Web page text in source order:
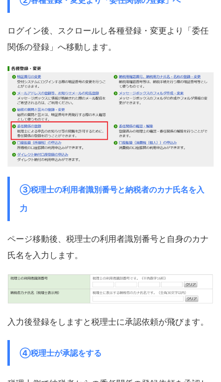
ログイン後、スクロールし各種登録・変更より「委任
関係の登録」へ移動します。
③税理士の利用者識別番号と納税者のカナ氏名を入
力
ページ移動後、税理士の利用者識別番号と自身のカナ
氏名を入力します。
入力後登録をしますと税理士に承認依頼が飛びます。
④税理士が承認をする